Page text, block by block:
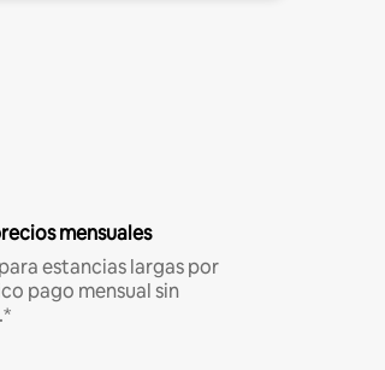
mensuales
estancias largas por
pago mensual sin